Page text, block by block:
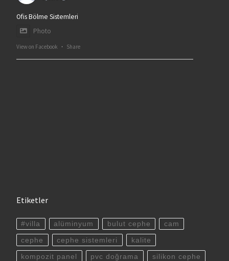
Ofis Bölme Sistemleri
Photo
View on Facebook · Share
Etiketler
#villa alüminyum bulut cephe cam
cephe cephe sistemleri kalite
kompozit panel pvc doğrama silikon cephe